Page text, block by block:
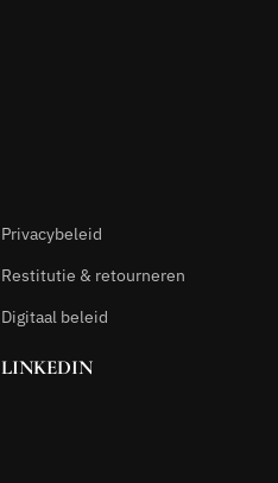
Privacybeleid
Restitutie & retourneren
Digitaal beleid
LINKEDIN